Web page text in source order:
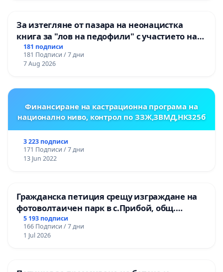
За изтегляне от пазара на неонацистка
книга за "лов на педофили" с участието на
деца
181 подписи
181 Подписи / 7 дни
7 Aug 2026
Финансиране на кастрационна програма на
национално ниво, контрол по ЗЗЖ,ЗВМД,НК325б
3 223 подписи
171 Подписи / 7 дни
13 Jun 2022
Гражданска петиция срещу изграждане на
фотоволтаичен парк в с.Прибой, общ.
Радомир
5 193 подписи
166 Подписи / 7 дни
1 Jul 2026